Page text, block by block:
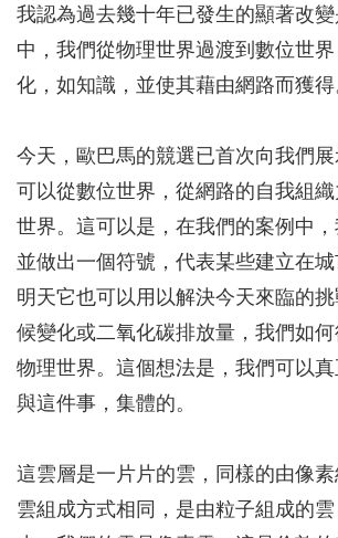
我認為過去幾十年已發生的顯著改
中，我們從物理世界過渡到數位世
化，如知識，並使其藉由網路而獲得
今天，歐巴馬的競選已首次向我們
可以從數位世界，從網路的自我組
世界。這可以是，在我們的案例中
並做出一個符號，代表某些建立在
明天它也可以用以解決今天來臨的
候變化或二氧化碳排放量，我們如何
物理世界。這個想法是，我們可以
與這件事，集體的。
這雲層是一片片的雲，同樣的由像
雲組成方式相同，是由粒子組成的